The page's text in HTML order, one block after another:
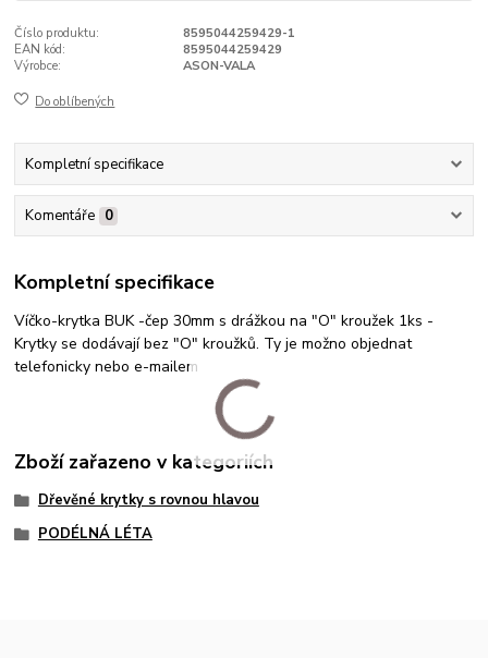
Číslo produktu:
8595044259429-1
EAN kód:
8595044259429
Výrobce:
ASON-VALA
Do oblíbených
Kompletní specifikace
Komentáře 0
Kompletní specifikace
Víčko-krytka BUK -čep 30mm s drážkou na "O" kroužek 1ks -
Krytky se dodávají bez "O" kroužků. Ty je možno objednat
telefonicky nebo e-mailem
Zboží zařazeno v kategoriích
Dřevěné krytky s rovnou hlavou
PODÉLNÁ LÉTA